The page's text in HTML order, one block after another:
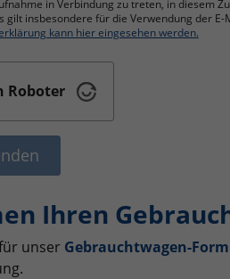
in Verbindung zu treten, in diesem
gilt insbesondere für die Verwendung der
kann hier eingesehen werden.
Roboter
Ihren
unser Gebrauchtwagen-